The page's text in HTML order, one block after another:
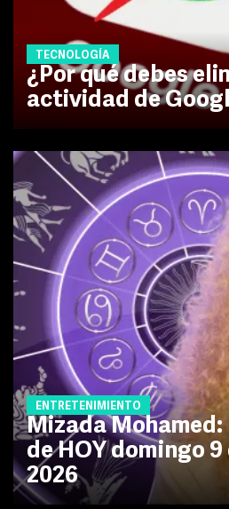
TECNOLOGÍA
¿Por qué debes
actividad de
ENTRETENIMIENTO
Mizada
de HOY domingo
2026